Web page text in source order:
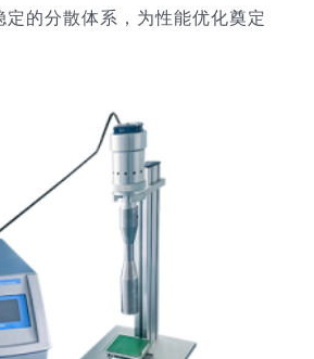
的分散体系，为性能优化奠定